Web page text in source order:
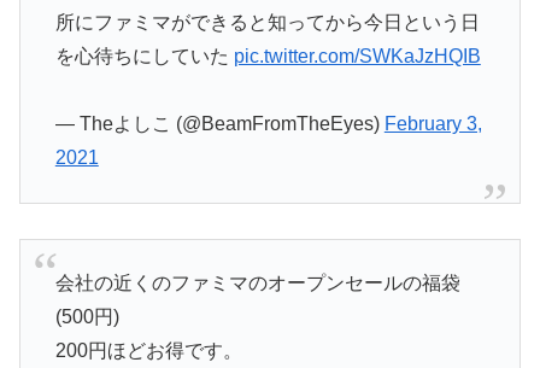
所にファミマができると知ってから今日という日
を心待ちにしていた pic.twitter.com/SWKaJzHQIB
— Theよしこ (@BeamFromTheEyes) February 3,
2021
会社の近くのファミマのオープンセールの福袋
(500円)
200円ほどお得です。